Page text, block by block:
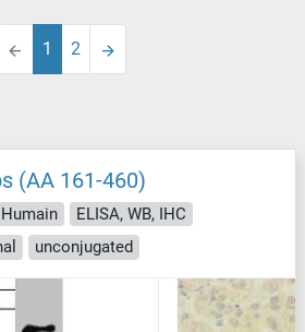
1 2
(AA 161-460)
ELISA, WB, IHC
unconjugated